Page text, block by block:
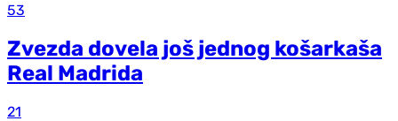
53
Zvezda dovela još jednog košarkaša
Real Madrida
21